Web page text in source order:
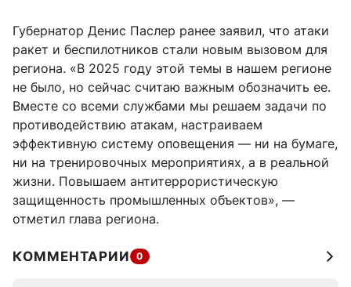
Губернатор Денис Паслер ранее заявил, что атаки
ракет и беспилотников стали новым вызовом для
региона. «В 2025 году этой темы в нашем регионе
не было, но сейчас считаю важным обозначить ее.
Вместе со всеми службами мы решаем задачи по
противодействию атакам, настраиваем
эффективную систему оповещения — ни на бумаге,
ни на тренировочных мероприятиях, а в реальной
жизни. Повышаем антитеррористическую
защищенность промышленных объектов», —
отметил глава региона.
КОММЕНТАРИИ 0